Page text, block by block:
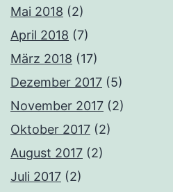
Mai 2018 (2)
April 2018 (7)
März 2018 (17)
Dezember 2017 (5)
November 2017 (2)
Oktober 2017 (2)
August 2017 (2)
Juli 2017 (2)